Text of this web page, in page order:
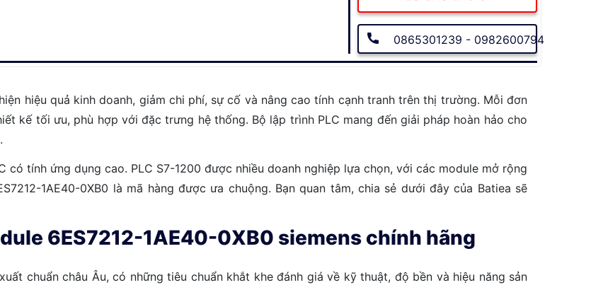
0865301239 - 0982600794
hiệu quả kinh doanh, giảm chi phí, sự cố và nâng cao tính cạnh tranh trên thị trường. Mỗi đơn
kế tối ưu, phù hợp với đặc trưng hệ thống. Bộ lập trình PLC mang đến giải pháp hoàn hảo cho
có tính ứng dụng cao. PLC S7-1200 được nhiều doanh nghiệp lựa chọn, với các module mở rộng
1AE40-0XB0 là mã hàng được ưa chuộng. Bạn quan tâm, chia sẻ dưới đây của Batiea sẽ
6ES7212-1AE40-0XB0 siemens chính hãng
chuẩn châu Âu, có những tiêu chuẩn khắt khe đánh giá về kỹ thuật, độ bền và hiệu năng sản